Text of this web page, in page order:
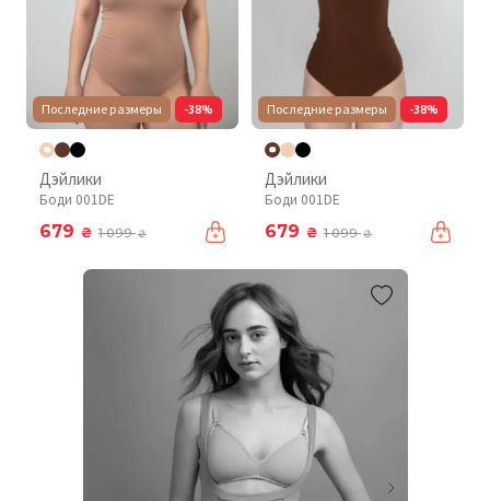
Последние размеры -38%
Дэйлики
Боди 001DE
679 ₴ 1 099₴
Последние размеры -38%
Дэйлики
Боди 001DE
679 ₴ 1 099₴